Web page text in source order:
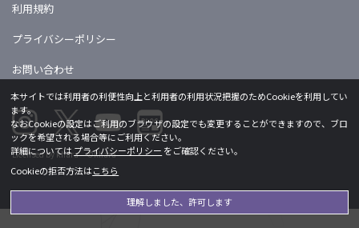
利用規約
プライバシーポリシー
お問い合わせ
Licensed by khara ©khara
本サイトでは利用者の利便性向上と利用者の利用状況把握のためCookieを利用してい
ます。
なおCookieの設定はご利用のブラウザの設定でも変更することができますので、ブロ
ックを希望される場合等にご利用ください。
詳細についてはプライバシーポリシー をご確認ください。
Cookieの拒否方法はこちら
理解しました、許可します